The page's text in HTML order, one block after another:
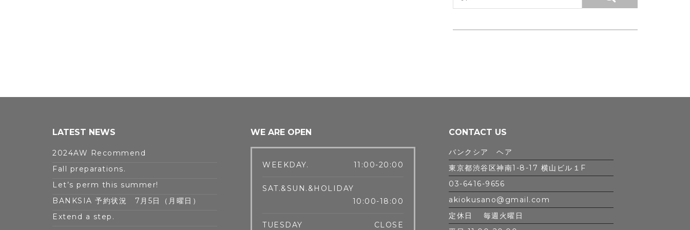
LATEST NEWS
2024AW Recommend
Fall preparations.
Let’s perm this summer!
BANKSIA 予約状況 7月5日（月曜日）
Extend a step.
WE ARE OPEN
WEEKDAY. 11:00-20:00
SAT.&SUN.&HOLIDAY
10:00-18:00
TUESDAY CLOSE
CONTACT US
バンクシア ヘア
東京都渋谷区神南1-8-17 横山ビル１F
03-6416-9656
akiokusano@gmail.com
定休日 毎週火曜日